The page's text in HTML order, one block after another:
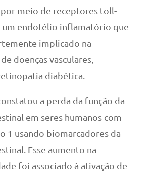
meio de receptores toll-
um endotélio inflamatório que
implicado na
doenças vasculares,
diabética.
a perda da função da
em seres humanos com
1 usando biomarcadores da
Esse aumento na
foi associado à ativação de